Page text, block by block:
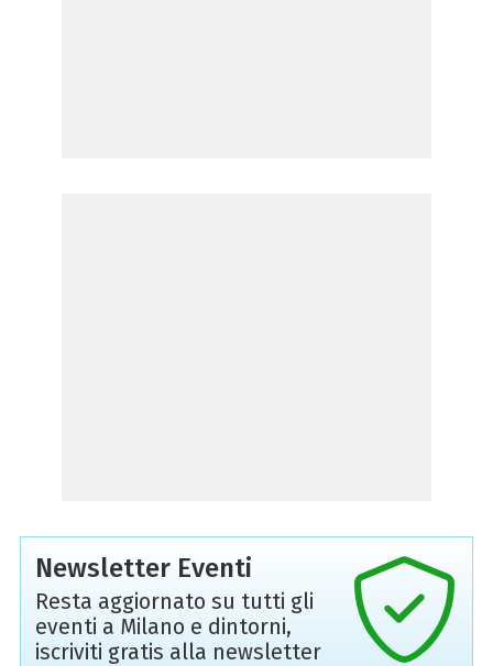
Newsletter Eventi
Resta aggiornato su tutti gli
eventi a Milano e dintorni,
iscriviti gratis alla newsletter